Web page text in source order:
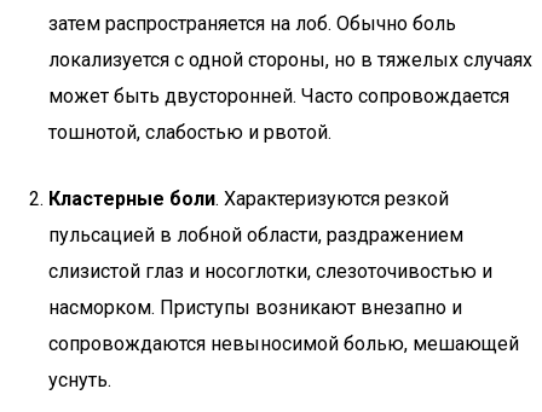
затем распространяется на лоб. Обычно боль
локализуется с одной стороны, но в тяжелых случаях
может быть двусторонней. Часто сопровождается
тошнотой, слабостью и рвотой.
Кластерные боли. Характеризуются резкой
пульсацией в лобной области, раздражением
слизистой глаз и носоглотки, слезоточивостью и
насморком. Приступы возникают внезапно и
сопровождаются невыносимой болью, мешающей
уснуть.